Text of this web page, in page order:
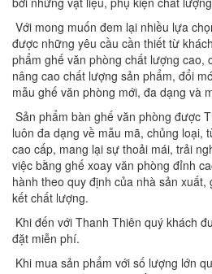
Với mong muốn đem lại nhiều lựa
được những yêu cầu cần thiết từ
phẩm ghế văn phòng chất lượng cao,
nâng cao chất lượng sản phẩm, đổi
mẫu ghế văn phòng mới, đa dạng và
Sản phẩm bàn ghế văn phòng được
luôn đa dạng về mẫu mã, chủng loại,
cao cấp, mang lại sự thoải mái, trải
việc bằng ghế xoay văn phòng đỉnh
hành theo quy định của nhà sản xuất,
kết chất lượng.
Khi đến với Thanh Thiên quý khách
đặt miễn phí.
Khi mua sản phẩm với số lượng lớn